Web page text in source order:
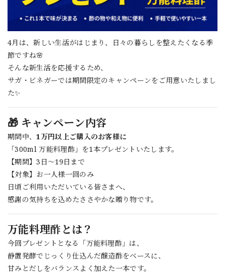
4月は、新しい生活がはじまり、日々の暮らしを整えたくなる季
節ですね🌸
そんな新生活を応援するため、
サガ・ビネガーでは期間限定のキャンペーンをご用意いたしまし
た✨
🎁 キャンペーン内容
期間中、1万円以上ご購入のお客様に
「300ml 万能料理酢」を1本プレゼントいたします。
【期間】3日〜19日まで
【対象】お一人様一回のみ
日頃ご利用いただいている皆さまへ、
感謝の気持ちを込めたささやかな贈り物です。
万能料理酢とは？
今回プレゼントとなる「万能料理酢」は、
静置発酵でじっくり仕込んだ醸造酢をベースに、
甘みとだしをバランスよく加えた一本です。